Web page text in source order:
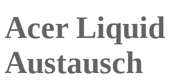
Acer
Austausch